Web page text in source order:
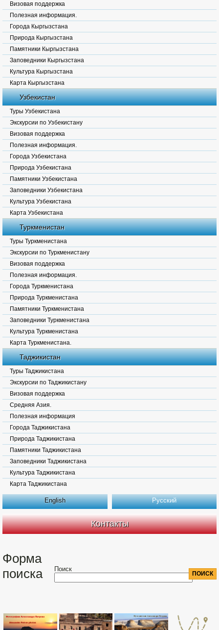
Визовая поддержка
Полезная информация.
Города Кыргызстана
Природа Кыргызстана
Памятники Кыргызстана
Заповедники Кыргызстана
Культура Кыргызстана
Карта Кыргызстана
Узбекистан
Туры Узбекистана
Экскурсии по Узбекистану
Визовая поддержка
Полезная информация.
Города Узбекистана
Природа Узбекистана
Памятники Узбекистана
Заповедники Узбекистана
Культура Узбекистана
Карта Узбекистана
Туркменистан
Туры Туркменистана
Экскурсии по Туркменистану
Визовая поддержка
Полезная информация.
Города Туркменистана
Природа Туркменистана
Памятники Туркменистана
Заповедники Туркменистана
Культура Туркменистана
Карта Туркменистана.
Таджикистан
Туры Таджикистана
Экскурсии по Таджикистану
Визовая поддержка
Средняя Азия.
Полезная информация
Города Таджикистана
Природа Таджикистана
Памятники Таджикистана
Заповедники Таджикистана
Культура Таджикистана
Карта Таджикистана
English Русский
Контакты
Форма
поиска
Поиск